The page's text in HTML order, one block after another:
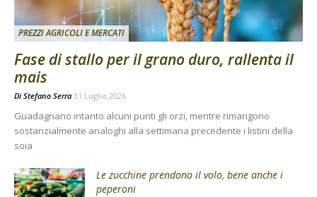
PREZZI AGRICOLI E MERCATI
Fase di stallo per il grano duro, rallenta il
mais
Di Stefano Serra 31 Luglio 2026
Guadagnano intanto alcuni punti gli orzi, mentre rimangono
sostanzialmente analoghi alla settimana precedente i listini della
soia
Le zucchine prendono il volo, bene anche i
peperoni